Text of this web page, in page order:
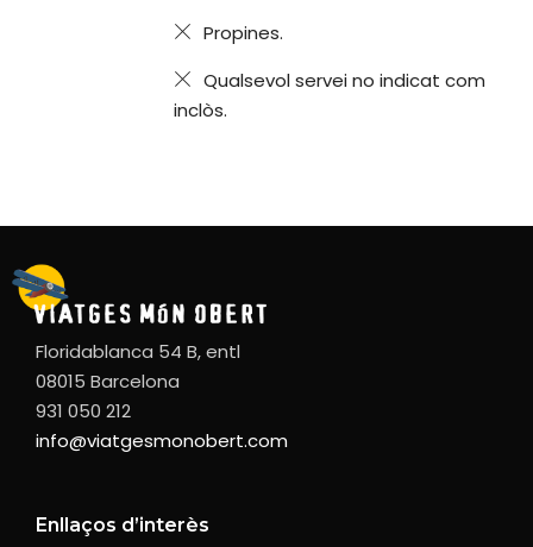
Propines.
Qualsevol servei no indicat com
inclòs.
Floridablanca 54 B, entl
08015 Barcelona
931 050 212
info@viatgesmonobert.com
Enllaços d’interès